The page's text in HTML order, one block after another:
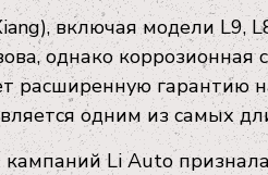
включая модели L9,
однако
расширенную гарантию
одним из самых
Li Auto